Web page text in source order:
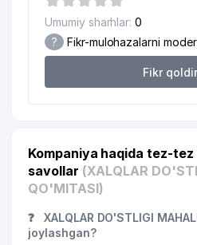
21 1-chi RESPUBLIKA
COMPUTER CREDIT
XUSUSIY KORXONASI
24
CHILONZOR FILIALI
25 ARS-INFORM MChJ
Umumiy sharhlar: 0
? Fikr-mulohazalarni
Fikr
Kompaniya haqida tez-
savollar (XALQLAR
QO'MITASI)
❓
XALQLAR DO'STLIGI
joylashgan?